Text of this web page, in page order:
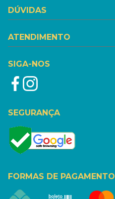
DÚVIDAS
ATENDIMENTO
SIGA-NOS
SEGURANÇA
FORMAS DE PAGAMENTO